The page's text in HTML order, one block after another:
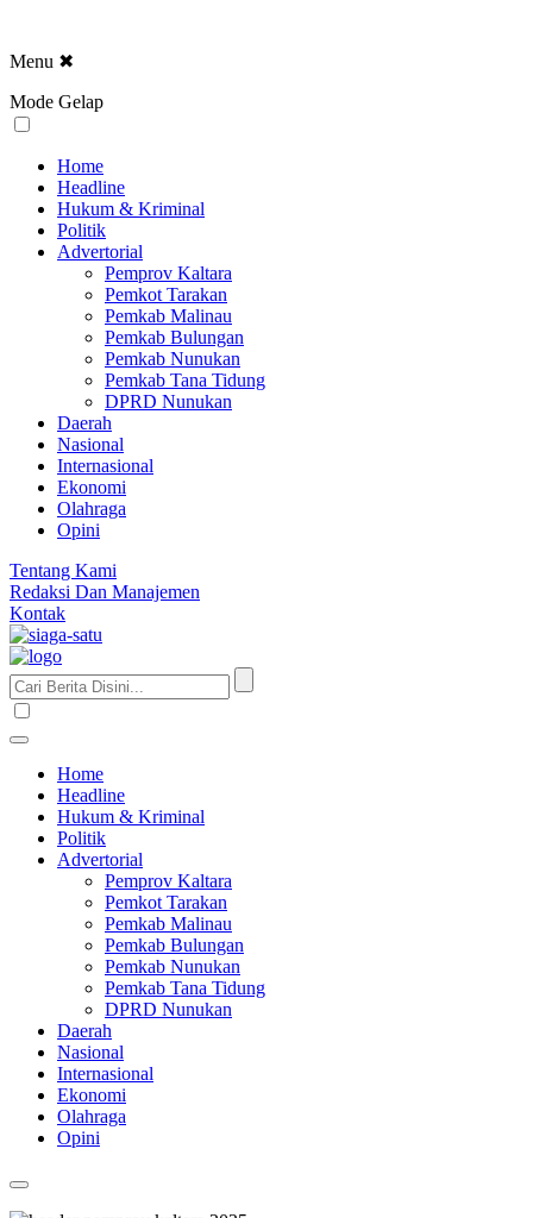
Menu ✖
Mode Gelap
Home
Headline
Hukum & Kriminal
Politik
Advertorial
Pemprov Kaltara
Pemkot Tarakan
Pemkab Malinau
Pemkab Bulungan
Pemkab Nunukan
Pemkab Tana Tidung
DPRD Nunukan
Daerah
Nasional
Internasional
Ekonomi
Olahraga
Opini
Tentang Kami
Redaksi Dan Manajemen
Kontak
Home
Headline
Hukum & Kriminal
Politik
Advertorial
Pemprov Kaltara
Pemkot Tarakan
Pemkab Malinau
Pemkab Bulungan
Pemkab Nunukan
Pemkab Tana Tidung
DPRD Nunukan
Daerah
Nasional
Internasional
Ekonomi
Olahraga
Opini